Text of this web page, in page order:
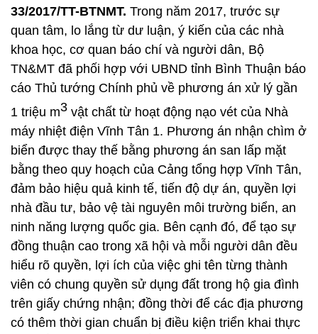
33/2017/TT-BTNMT. Trong năm 2017, trước sự
quan tâm, lo lắng từ dư luận, ý kiến của các nhà
khoa học, cơ quan báo chí và người dân, Bộ
TN&MT đã phối hợp với UBND tỉnh Bình Thuận báo
cáo Thủ tướng Chính phủ về phương án xử lý gần
1 triệu m3 vật chất từ hoạt động nạo vét của Nhà
máy nhiệt điện Vĩnh Tân 1. Phương án nhận chìm ở
biển được thay thế bằng phương án san lấp mặt
bằng theo quy hoạch của Cảng tổng hợp Vĩnh Tân,
đảm bảo hiệu quả kinh tế, tiến độ dự án, quyền lợi
nhà đầu tư, bảo vệ tài nguyên môi trường biển, an
ninh năng lượng quốc gia. Bên cạnh đó, để tạo sự
đồng thuận cao trong xã hội và mỗi người dân đều
hiểu rõ quyền, lợi ích của việc ghi tên từng thành
viên có chung quyền sử dụng đất trong hộ gia đình
trên giấy chứng nhận; đồng thời để các địa phương
có thêm thời gian chuẩn bị điều kiện triển khai thực